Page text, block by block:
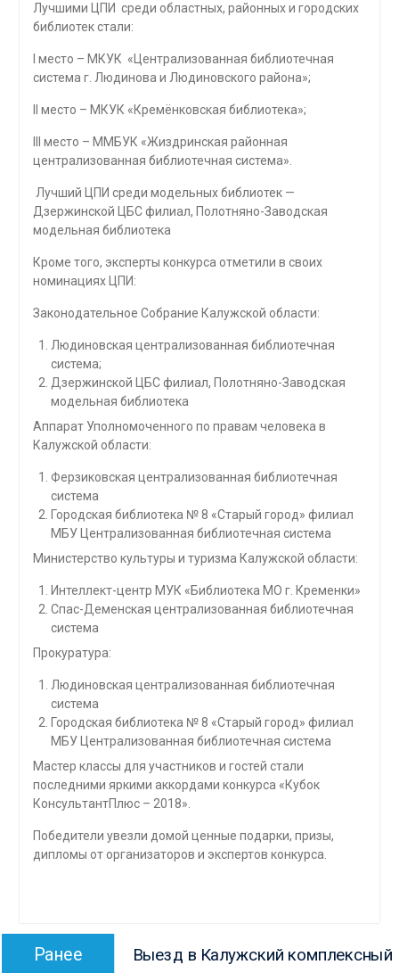
Лучшими ЦПИ среди областных, районных и городских
библиотек стали:
I место – МКУК «Централизованная библиотечная
система г. Людинова и Людиновского района»;
II место – МКУК «Кремёнковская библиотека»;
III место – ММБУК «Жиздринская районная
централизованная библиотечная система».
Лучший ЦПИ среди модельных библиотек —
Дзержинской ЦБС филиал, Полотняно-Заводская
модельная библиотека
Кроме того, эксперты конкурса отметили в своих
номинациях ЦПИ:
Законодательное Собрание Калужской области:
Людиновская централизованная библиотечная
система;
Дзержинской ЦБС филиал, Полотняно-Заводская
модельная библиотека
Аппарат Уполномоченного по правам человека в
Калужской области:
Ферзиковская централизованная библиотечная
система
Городская библиотека № 8 «Старый город» филиал
МБУ Централизованная библиотечная система
Министерство культуры и туризма Калужской области:
Интеллект-центр МУК «Библиотека МО г. Кременки»
Спас-Деменская централизованная библиотечная
система
Прокуратура:
Людиновская централизованная библиотечная
система
Городская библиотека № 8 «Старый город» филиал
МБУ Централизованная библиотечная система
Мастер классы для участников и гостей стали
последними яркими аккордами конкурса «Кубок
КонсультантПлюс – 2018».
Победители увезли домой ценные подарки, призы,
дипломы от организаторов и экспертов конкурса.
Навигация
Ранее
запись:
Выезд в Калужский комплексный